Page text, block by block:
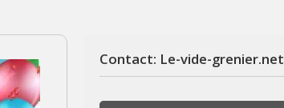
Contact: Le-vide-grenier.net